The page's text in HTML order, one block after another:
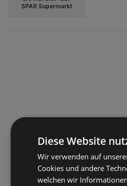
SPAR Supermarkt
Diese Website
Wir verwenden auf
Cookies und andere
welchen wir